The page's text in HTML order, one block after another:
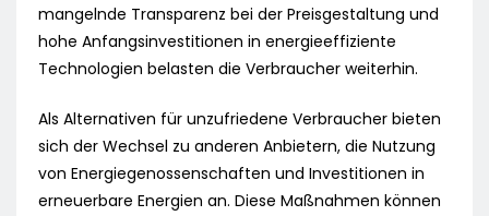
mangelnde Transparenz bei der Preisgestaltung und
hohe Anfangsinvestitionen in energieeffiziente
Technologien belasten die Verbraucher weiterhin.
Als Alternativen für unzufriedene Verbraucher bieten
sich der Wechsel zu anderen Anbietern, die Nutzung
von Energiegenossenschaften und Investitionen in
erneuerbare Energien an. Diese Maßnahmen können